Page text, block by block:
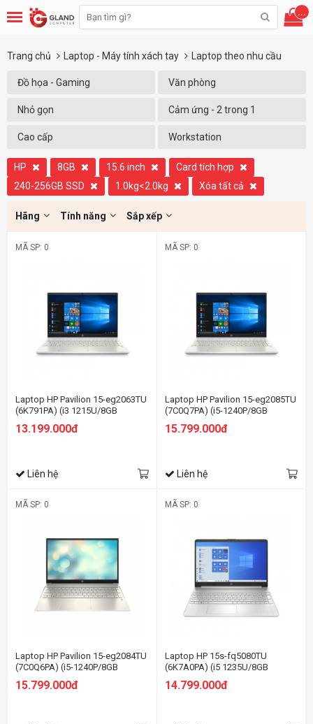
...
Trang chủ Laptop - Máy tính xách tay Laptop theo nhu cầu
Đồ họa - Gaming Văn phòng
Nhỏ gọn Cảm ứng - 2 trong 1
Cao cấp Workstation
HP 8GB 15.6 inch
Card tích hợp
240-256GB SSD
1.0kg<2.0kg Xóa tất cả
Hãng Tính năng Sắp xếp
MÃ SP: 0
Laptop HP Pavilion 15-eg2063TU
(6K791PA) (i3 1215U/8GB
FHD/Win11/Bạc)
13.199.000đ
Liên hệ
MÃ SP: 0
Laptop HP Pavilion 15-eg2085TU
(7C0Q7PA) (i5-1240P/8GB
FHD/Win11/Bạc)
15.799.000đ
Liên hệ
MÃ SP: 0
Laptop HP Pavilion 15-eg2084TU
(7C0Q6PA) (i5-1240P/8GB
RAM/256GB SSD/15.6
FHD/Win11/Vàng)
15.799.000đ
MÃ SP: 0
Laptop HP 15s-fq5080TU
(6K7A0PA) (i5 1235U/8GB
RAM/256GB SSD/15.6
FHD/Win11/Bạc)
14.799.000đ